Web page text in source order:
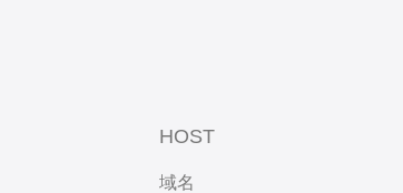
HOST
域名